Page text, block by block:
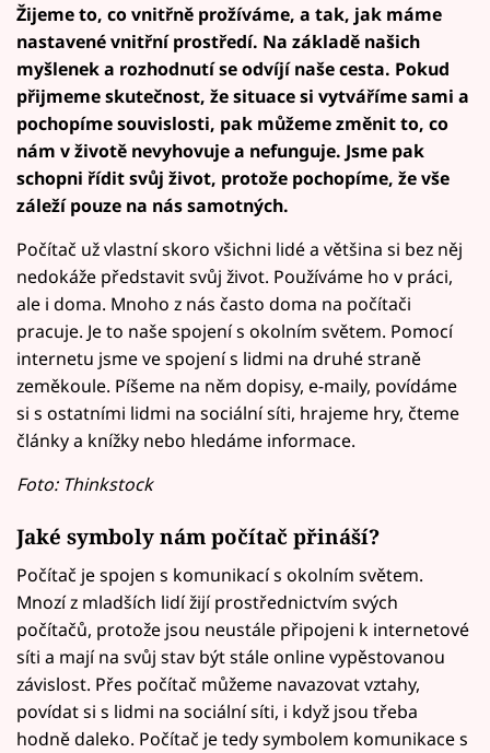
Žijeme to, co vnitřně prožíváme, a tak, jak máme
nastavené vnitřní prostředí. Na základě našich
myšlenek a rozhodnutí se odvíjí naše cesta. Pokud
přijmeme skutečnost, že situace si vytváříme sami a
pochopíme souvislosti, pak můžeme změnit to, co
nám v životě nevyhovuje a nefunguje. Jsme pak
schopni řídit svůj život, protože pochopíme, že vše
záleží pouze na nás samotných.
Počítač už vlastní skoro všichni lidé a většina si bez něj
nedokáže představit svůj život. Používáme ho v práci,
ale i doma. Mnoho z nás často doma na počítači
pracuje. Je to naše spojení s okolním světem. Pomocí
internetu jsme ve spojení s lidmi na druhé straně
zeměkoule. Píšeme na něm dopisy, e-maily, povídáme
si s ostatními lidmi na sociální síti, hrajeme hry, čteme
články a knížky nebo hledáme informace.
Foto: Thinkstock
Jaké symboly nám počítač přináší?
Počítač je spojen s komunikací s okolním světem.
Mnozí z mladších lidí žijí prostřednictvím svých
počítačů, protože jsou neustále připojeni k internetové
síti a mají na svůj stav být stále online vypěstovanou
závislost. Přes počítač můžeme navazovat vztahy,
povídat si s lidmi na sociální síti, i když jsou třeba
hodně daleko. Počítač je tedy symbolem komunikace s